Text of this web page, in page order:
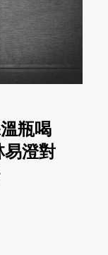
瓶喝
澄對